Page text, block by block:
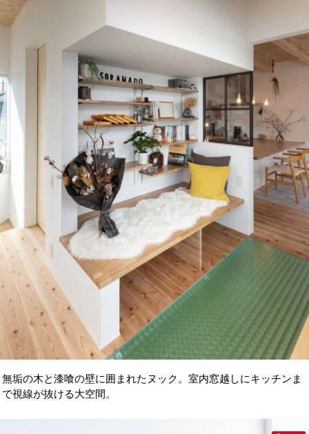
無垢の木と漆喰の壁に囲まれたヌック。室内窓越しにキッチンま
で視線が抜ける大空間。